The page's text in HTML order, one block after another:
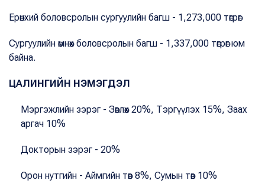
Ерөнхий боловсролын сургуулийн багш - 1,273,000 төгрөг
Сургуулийн өмнөх боловсролын багш - 1,337,000 төгрөг юм
байна.
ЦАЛИНГИЙН НЭМЭГДЭЛ
Мэргэжлийн зэрэг - Зөвлөх 20%, Тэргүүлэх 15%, Заах
аргач 10%
Докторын зэрэг - 20%
Орон нутгийн - Аймгийн төв 8%, Сумын төв 10%